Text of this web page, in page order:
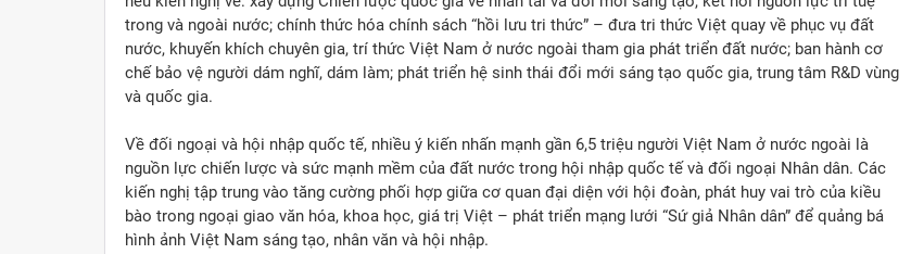
trong và ngoài nước; chính thức hóa chính sách “hồi lưu tri thức” – đưa tri thức Việt quay về phục vụ đất
nước, khuyến khích chuyên gia, trí thức Việt Nam ở nước ngoài tham gia phát triển đất nước; ban hành cơ
chế bảo vệ người dám nghĩ, dám làm; phát triển hệ sinh thái đổi mới sáng tạo quốc gia, trung tâm R&D vùng
và quốc gia.
Về đối ngoại và hội nhập quốc tế, nhiều ý kiến nhấn mạnh gần 6,5 triệu người Việt Nam ở nước ngoài là
nguồn lực chiến lược và sức mạnh mềm của đất nước trong hội nhập quốc tế và đối ngoại Nhân dân. Các
kiến nghị tập trung vào tăng cường phối hợp giữa cơ quan đại diện với hội đoàn, phát huy vai trò của kiều
bào trong ngoại giao văn hóa, khoa học, giá trị Việt – phát triển mạng lưới “Sứ giả Nhân dân” để quảng bá
hình ảnh Việt Nam sáng tạo, nhân văn và hội nhập.